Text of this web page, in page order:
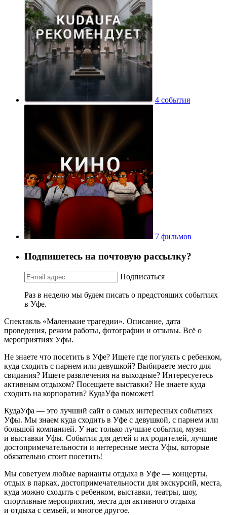
4 события
7 фильмов
Подпишетесь на почтовую рассылку?
Подписаться
Раз в неделю мы будем писать о предстоящих событиях
в Уфе.
Спектакль «Маленькие трагедии». Описание, дата
проведения, режим работы, фотографии и отзывы. Всё о
мероприятиях Уфы.
Не знаете что посетить в Уфе? Ищете где погулять с ребенком,
куда сходить с парнем или девушкой? Выбираете место для
свидания? Ищете развлечения на выходные? Интересуетесь
активным отдыхом? Посещаете выставки? Не знаете куда
сходить на корпоратив? КудаУфа поможет!
КудаУфа — это лучший сайт о самых интересных событиях
Уфы. Мы знаем куда сходить в Уфе с девушкой, с парнем или
большой компанией. У нас только лучшие события, музеи
и выставки Уфы. События для детей и их родителей, лучшие
достопримечательности и интересные места Уфы, которые
обязательно стоит посетить!
Мы советуем любые варианты отдыха в Уфе — концерты,
отдых в парках, достопримечательности для экскурсий, места,
куда можно сходить с ребенком, выставки, театры, шоу,
спортивные мероприятия, места для активного отдыха
и отдыха с семьей, и многое другое.